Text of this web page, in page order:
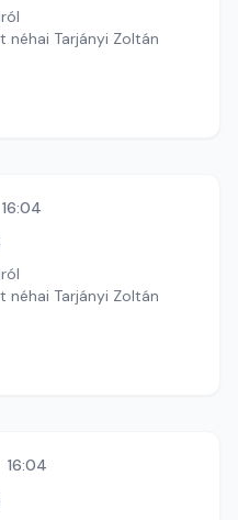
néhai Tarjányi Zoltán
16:04
néhai Tarjányi Zoltán
16:04